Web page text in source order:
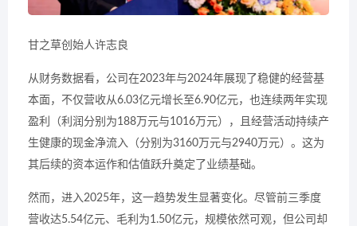
甘之草创始人许志良
从财务数据看，公司在2023年与2024年展现了稳健的经营基
本面，不仅营收从6.03亿元增长至6.90亿元，也连续两年实现
盈利（利润分别为188万元与1016万元），且经营活动持续产
生健康的现金净流入（分别为3160万元与2940万元）。这为
其后续的资本运作和估值跃升奠定了业绩基础。
然而，进入2025年，这一趋势发生显著变化。尽管前三季度
营收达5.54亿元、毛利为1.50亿元，规模依然可观，但公司却